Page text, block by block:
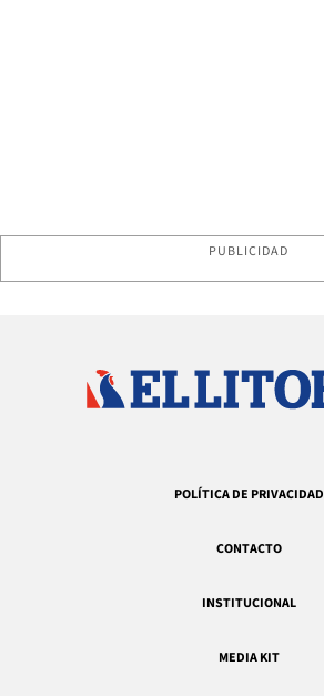
PUBLICIDAD
POLÍTICA DE PRIVACIDAD
CONTACTO
INSTITUCIONAL
MEDIA KIT